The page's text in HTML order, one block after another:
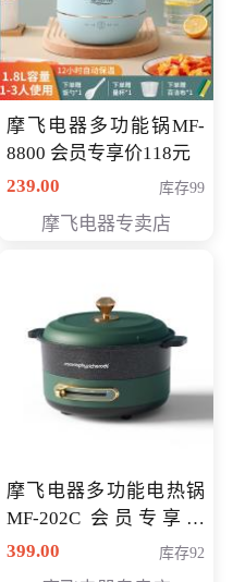
摩飞电器多功能锅MF-
8800 会员专享价118元
239.00
库存99
摩飞电器专卖店
摩飞电器多功能电热锅
MF-202C 会员专享价
269元
399.00 库存92